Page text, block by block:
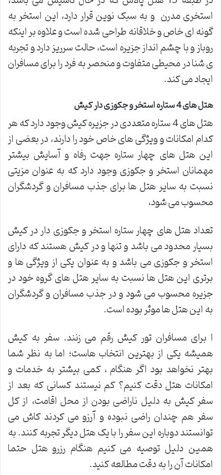
استخری مدرن و به سبک نوین قرار دارد، این استخر به
گونه ای خاص و خلاقانه طراحی شده است و علاوه بر اینکه
روباز و با چشم انداز جزیره است، حالت سرریز دارد و تجربه
ی شنا در محیطی متفاوت و منحصر به فرد را برای مسافران
ایجاد می کند.
هتل های 4 ستاره استخر و جکوزی دار کیش
هتل های 4 ستاره متعددی در جزیره کیش وجود دارد که هر
کدام امکانات و ویژگی های خاص خود را دارند، در بعضی از
این هتل های چهار ستاره جهت رفاه و آسایش بیشتر
مهمانان استخر و جکوزی وجود دارد که به عنوان مزیتی
نسبت به سایر هتل ها برای جذب مسافران و گردشگران
محسوب می شود،
تعداد هتل های چهار ستاره استخر و جکوزی دار در کیش
بسیار محدود می باشد و تنها و در کیش هستند که دارای
استخر و جکوزی می باشد و به عنوان یکی از ویژگی ها و
برتری این هتل ها نسبت به سایر هتل های گروه خود در
جزیره محسوب می شود و در جذب مسافران و گردشگران
به این هتل ها موثر بوده است.
ا برای مسافران تور کیش رقم می زنند. سفر به کیش
همیشه یکی از بهترین انتخاب هاست؛ اما به نظر شما
بهتر نخواهد بود اگر هنگام ، کمی بیشتر به خدمات و
امکانات هتل دقت کنیم؟ کم نیستند کسانی که بعد از
سفر کیش به دلیل ناراضی بودن از محل اقامت، از کل
سفر هم چندان راضی نبوده و آرزو می کردند کاش می
توانستند دوباره این سفر را با یک هتل دیگر تجربه کنند. به
همین دلیل توصیه می کنیم هنگام رزرو هتل حتما
امکانات آن را به دقت مطالعه کنید.